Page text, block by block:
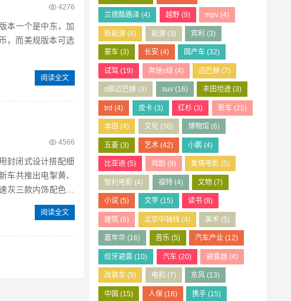
兰德酷路泽 (4) 越野(9) mpv (4)
新能源 (4) 能源(3) 宾利 (3)
豪车 (3) 长安(4) 国产车 (32)
试驾 (19) 奔驰s级 (4) 迈巴赫 (7)
s级迈巴赫 (3) suv(16) 丰田坦途 (3)
trd (4) 皮卡(3) 红杉 (3) 新车(25)
本田 (4) 文化(36) 博物馆 (6)
五菱 (3) 艺术(42) 小鹏 (4)
比亚迪 (5) 戏剧 (9) 爱情电影 (5)
智利电影 (4) 福特(4) 文物 (7)
小说 (5) 文学(15) 读书 (8)
建筑 (6) 北京中轴线(4) 美术 (5)
嘉年华 (16) 音乐(5) 汽车产业 (12)
绞牙避震 (10) 汽车(20) 避震器 (4)
改装车 (5) 电机(7) 东风 (13)
中国 (15) 人保(16) 携手 (15)
4276
本一个是中东，加
，而美规版本可选
阅读全文
4566
封闭式设计搭配细
灰三款内饰配色。
阅读全文